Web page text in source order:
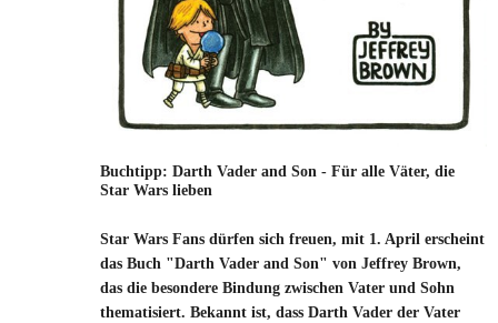
Buchtipp: Darth Vader and Son - Für alle Väter, die
Star Wars lieben
Star Wars Fans dürfen sich freuen, mit 1. April erscheint
das Buch "Darth Vader and Son" von Jeffrey Brown,
das die besondere Bindung zwischen Vater und Sohn
thematisiert. Bekannt ist, dass Darth Vader der Vater